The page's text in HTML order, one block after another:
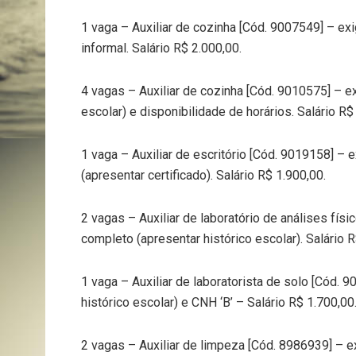
1 vaga – Auxiliar de cozinha [Cód. 9007549] –
informal. Salário R$ 2.000,00.
4 vagas – Auxiliar de cozinha [Cód. 9010575] –
escolar) e disponibilidade de horários. Salário R$
1 vaga – Auxiliar de escritório [Cód. 9019158] –
(apresentar certificado). Salário R$ 1.900,00.
2 vagas – Auxiliar de laboratório de análises
completo (apresentar histórico escolar). Salário
1 vaga – Auxiliar de laboratorista de solo [Cód.
histórico escolar) e CNH ‘B’ – Salário R$ 1.700,00.
2 vagas – Auxiliar de limpeza [Cód. 8986939] –